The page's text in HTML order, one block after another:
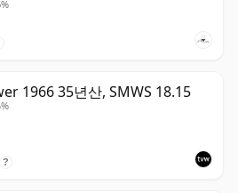
1966 35년산, SMWS 18.15
?